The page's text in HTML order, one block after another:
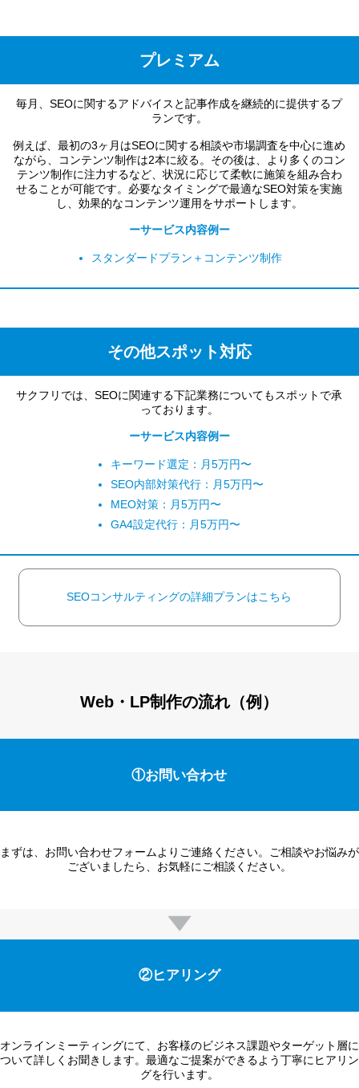
プレミアム
毎月、SEOに関するアドバイスと記事作成を継続的に提供するプ
ランです。
例えば、最初の3ヶ月はSEOに関する相談や市場調査を中心に進め
ながら、コンテンツ制作は2本に絞る。その後は、より多くのコン
テンツ制作に注力するなど、状況に応じて柔軟に施策を組み合わ
せることが可能です。必要なタイミングで最適なSEO対策を実施
し、効果的なコンテンツ運用をサポートします。
ーサービス内容例ー
スタンダードプラン＋コンテンツ制作
その他スポット対応
サクフリでは、SEOに関連する下記業務についてもスポットで承
っております。
ーサービス内容例ー
キーワード選定：月5万円〜
SEO内部対策代行：月5万円〜
MEO対策：月5万円〜
GA4設定代行：月5万円〜
SEOコンサルティングの詳細プランはこちら
Web・LP制作の流れ（例）
①お問い合わせ
まずは、お問い合わせフォームよりご連絡ください。ご相談やお悩みが
ございましたら、お気軽にご相談ください。
②ヒアリング
オンラインミーティングにて、お客様のビジネス課題やターゲット層に
ついて詳しくお聞きします。最適なご提案ができるよう丁寧にヒアリン
グを行います。